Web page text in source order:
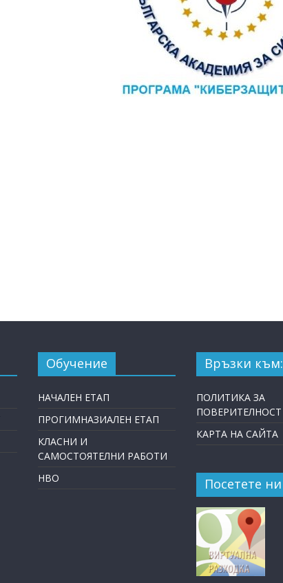
Обучение
НАЧАЛЕН ЕТАП
ПРОГИМНАЗИАЛЕН ЕТАП
КЛАСНИ И
САМОСТОЯТЕЛНИ РАБОТИ
НВО
Връзки към:
ПОЛИТИКА ЗА
ПОВЕРИТЕЛНОСТ
КАРТА НА САЙТА
Посетете ни